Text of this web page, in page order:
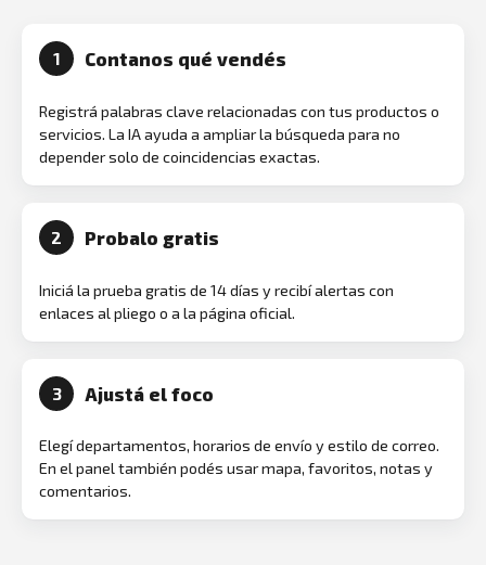
1 Contanos qué vendés
Registrá palabras clave relacionadas con tus productos o
servicios. La IA ayuda a ampliar la búsqueda para no
depender solo de coincidencias exactas.
2 Probalo gratis
Iniciá la prueba gratis de 14 días y recibí alertas con
enlaces al pliego o a la página oficial.
3 Ajustá el foco
Elegí departamentos, horarios de envío y estilo de correo.
En el panel también podés usar mapa, favoritos, notas y
comentarios.